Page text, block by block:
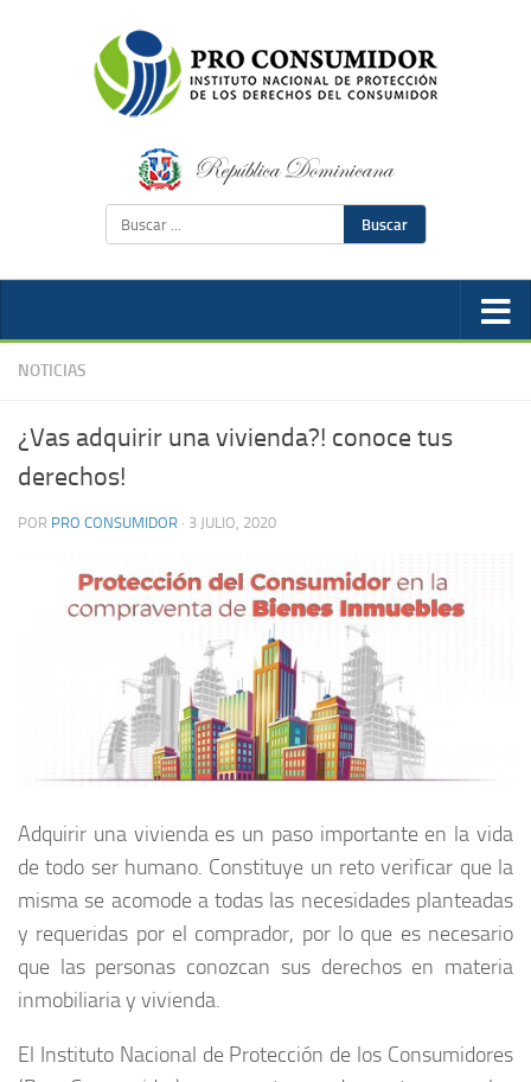
Buscar
NOTICIAS
¿Vas adquirir una vivienda?! conoce tus
derechos!
POR PRO CONSUMIDOR · 3 JULIO, 2020
Adquirir una vivienda es un paso importante en la vida
de todo ser humano. Constituye un reto verificar que la
misma se acomode a todas las necesidades planteadas
y requeridas por el comprador, por lo que es necesario
que las personas conozcan sus derechos en materia
inmobiliaria y vivienda.
El Instituto Nacional de Protección de los Consumidores